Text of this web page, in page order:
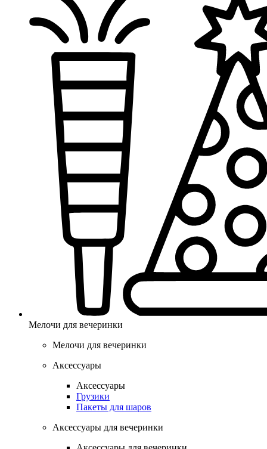
Мелочи для вечеринки
Мелочи для вечеринки
Аксессуары
Аксессуары
Грузики
Пакеты для шаров
Аксессуары для вечеринки